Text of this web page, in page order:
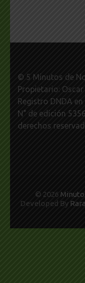
© 5 Minutos de
Propietario: Oscar
Registro DNDA en
N° de edición
derechos
© 2026
Developed By